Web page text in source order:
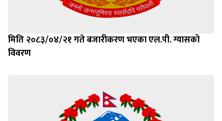
मिति २०८३/०४/२१ गते बजारीकरण भएका एल.पी. ग्यासको
विवरण